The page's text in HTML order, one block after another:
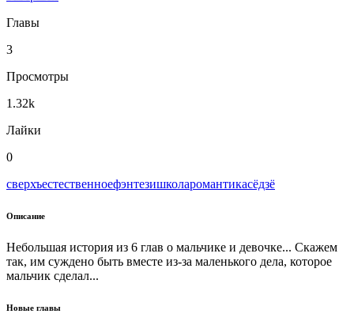
Главы
3
Просмотры
1.32k
Лайки
0
сверхъестественноефэнтезишколаромантикасёдзё
Описание
Небольшая история из 6 глав о мальчике и девочке... Скажем
так, им суждено быть вместе из-за маленького дела, которое
мальчик сделал...
Новые главы